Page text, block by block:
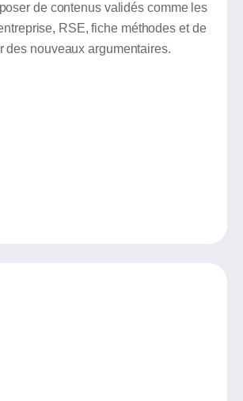
de contenus validés comme les
RSE, fiche méthodes et de
des nouveaux argumentaires.